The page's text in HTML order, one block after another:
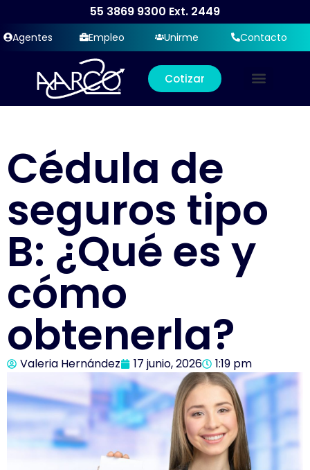
55 3869 9300 Ext. 2449
Agentes Empleo Unirme Contacto
Cotizar
Cédula de
seguros tipo
B: ¿Qué es y
cómo
obtenerla?
Valeria Hernández 17 junio, 2026 1:19 pm